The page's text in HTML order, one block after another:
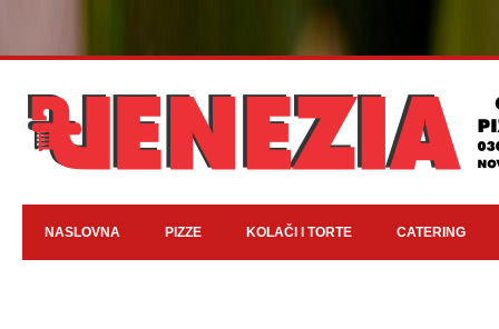
NASLOVNA PIZZE KOLAČI I TORTE CATERING